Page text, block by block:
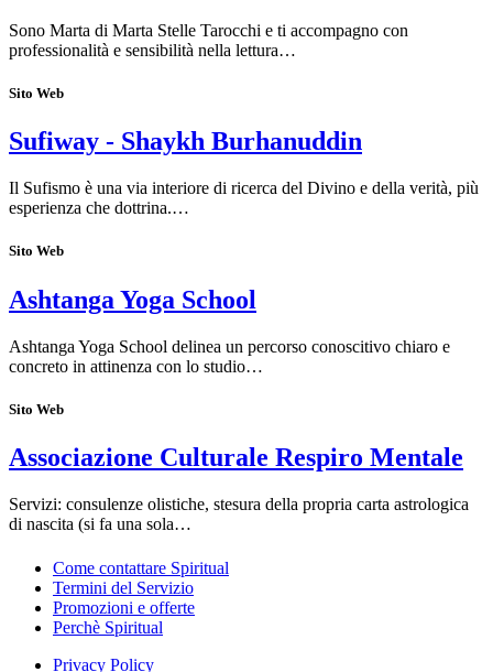
Sono Marta di Marta Stelle Tarocchi e ti accompagno con
professionalità e sensibilità nella lettura…
Sito Web
Sufiway - Shaykh Burhanuddin
Il Sufismo è una via interiore di ricerca del Divino e della verità, più
esperienza che dottrina.…
Sito Web
Ashtanga Yoga School
Ashtanga Yoga School delinea un percorso conoscitivo chiaro e
concreto in attinenza con lo studio…
Sito Web
Associazione Culturale Respiro Mentale
Servizi: consulenze olistiche, stesura della propria carta astrologica
di nascita (si fa una sola…
Come contattare Spiritual
Termini del Servizio
Promozioni e offerte
Perchè Spiritual
Privacy Policy